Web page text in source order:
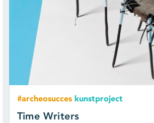
#archeosucces kunstproject
Time Writers